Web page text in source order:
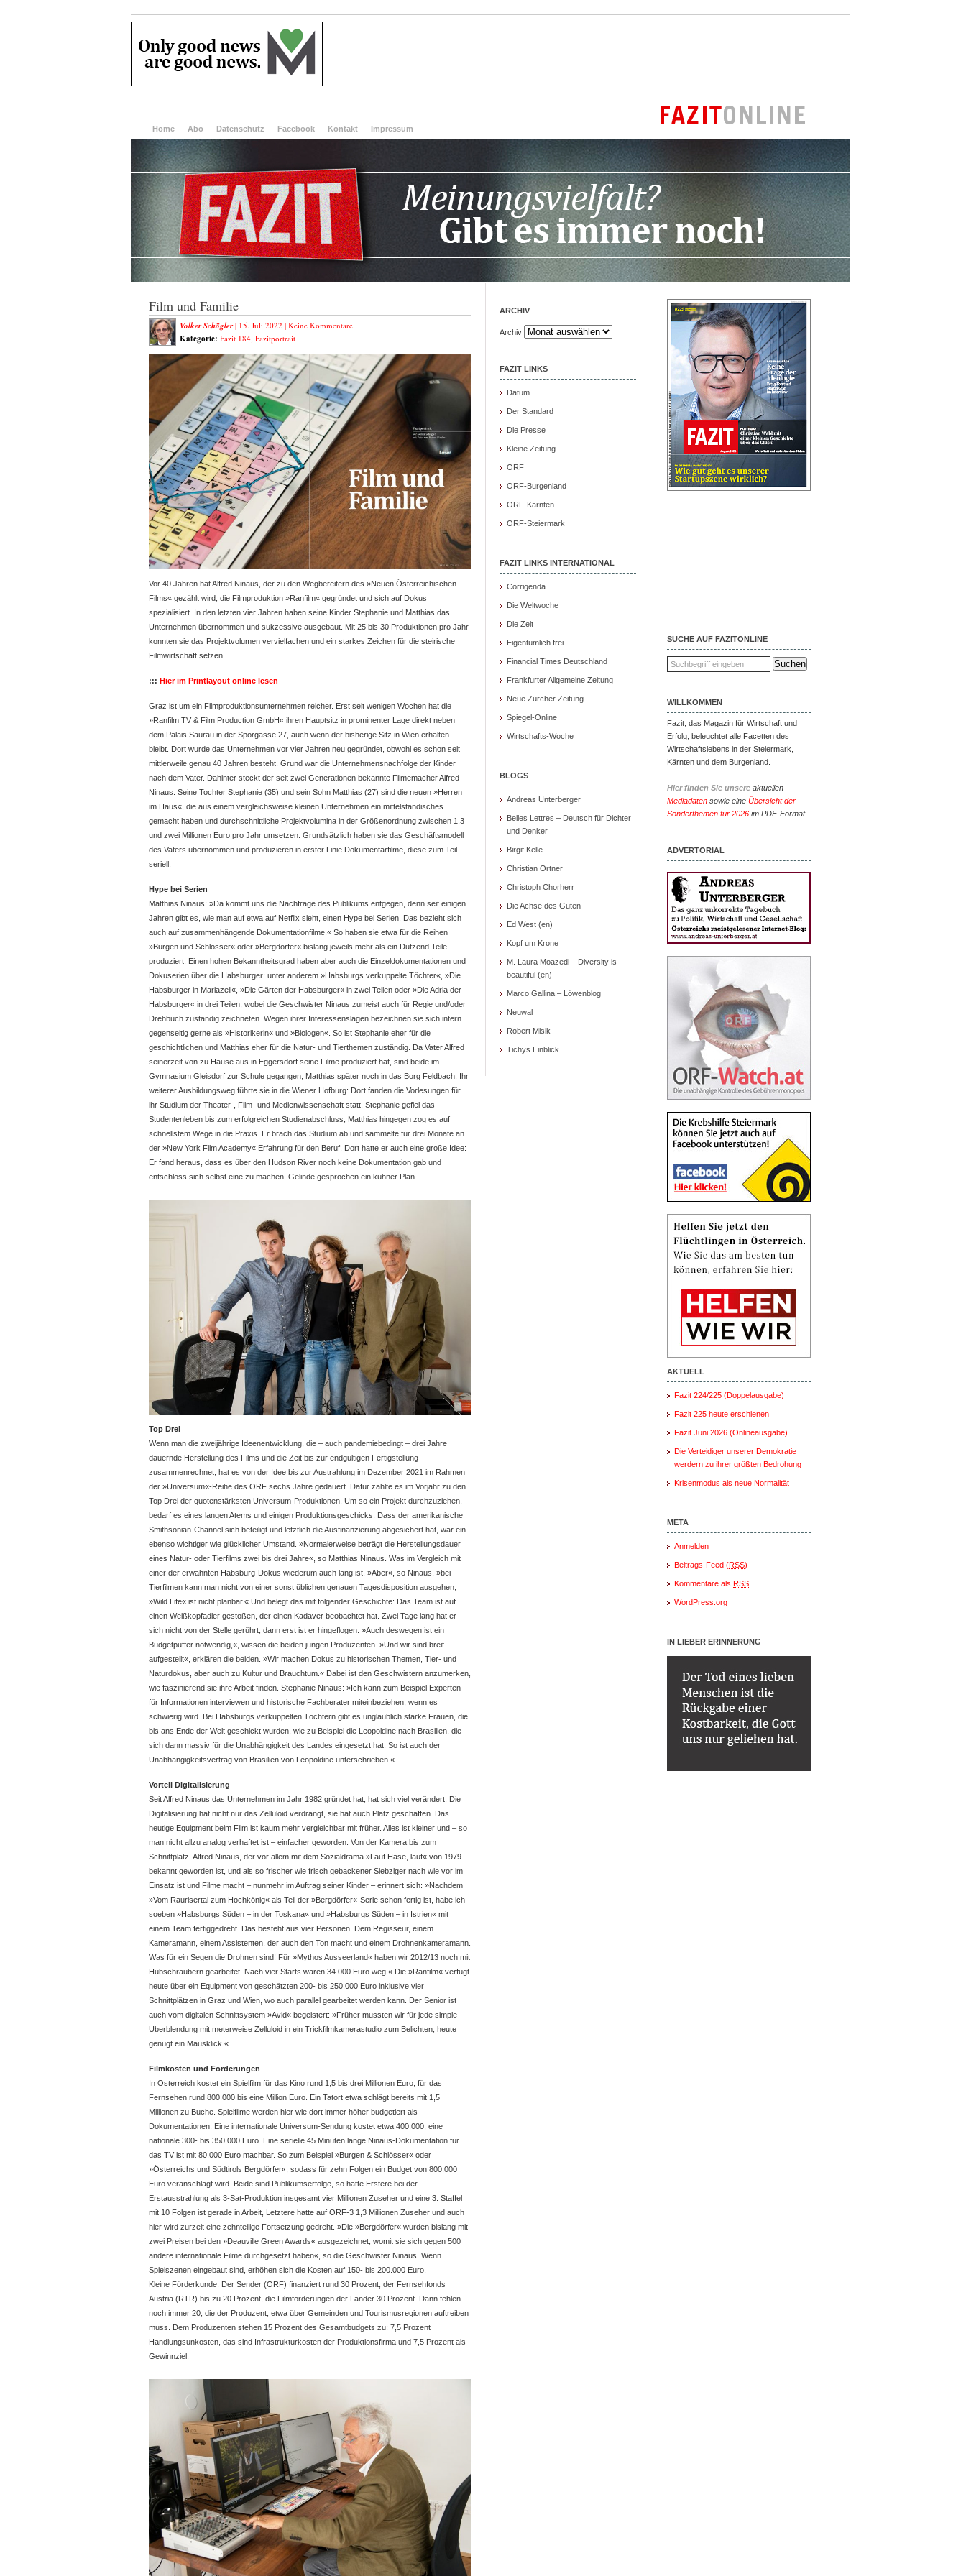
Home Abo Datenschutz Facebook Kontakt Impressum
Film und Familie
Volker Schögler| 15. Juli 2022 | Keine Kommentare
Kategorie: Fazit 184, Fazitportrait
Vor 40 Jahren hat Alfred Ninaus, der zu den Wegbereitern des »Neuen Österreichischen
Films« gezählt wird, die Filmproduktion »Ranfilm« gegründet und sich auf Dokus
spezialisiert. In den letzten vier Jahren haben seine Kinder Stephanie und Matthias das
Unternehmen übernommen und sukzessive ausgebaut. Mit 25 bis 30 Produktionen pro Jahr
konnten sie das Projektvolumen vervielfachen und ein starkes Zeichen für die steirische
Filmwirtschaft setzen.
::: Hier im Printlayout online lesen
Graz ist um ein Filmproduktionsunternehmen reicher. Erst seit wenigen Wochen hat die
»Ranfilm TV & Film Production GmbH« ihren Hauptsitz in prominenter Lage direkt neben
dem Palais Saurau in der Sporgasse 27, auch wenn der bisherige Sitz in Wien erhalten
bleibt. Dort wurde das Unternehmen vor vier Jahren neu gegründet, obwohl es schon seit
mittlerweile genau 40 Jahren besteht. Grund war die Unternehmensnachfolge der Kinder
nach dem Vater. Dahinter steckt der seit zwei Generationen bekannte Filmemacher Alfred
Ninaus. Seine Tochter Stephanie (35) und sein Sohn Matthias (27) sind die neuen »Herren
im Haus«, die aus einem vergleichsweise kleinen Unternehmen ein mittelständisches
gemacht haben und durchschnittliche Projektvolumina in der Größenordnung zwischen 1,3
und zwei Millionen Euro pro Jahr umsetzen. Grundsätzlich haben sie das Geschäftsmodell
des Vaters übernommen und produzieren in erster Linie Dokumentarfilme, diese zum Teil
seriell.
Hype bei Serien
Matthias Ninaus: »Da kommt uns die Nachfrage des Publikums entgegen, denn seit einigen
Jahren gibt es, wie man auf etwa auf Netflix sieht, einen Hype bei Serien. Das bezieht sich
auch auf zusammenhängende Dokumentationfilme.« So haben sie etwa für die Reihen
»Burgen und Schlösser« oder »Bergdörfer« bislang jeweils mehr als ein Dutzend Teile
produziert. Einen hohen Bekanntheitsgrad haben aber auch die Einzeldokumentationen und
Dokuserien über die Habsburger: unter anderem »Habsburgs verkuppelte Töchter«, »Die
Habsburger in Mariazell«, »Die Gärten der Habsburger« in zwei Teilen oder »Die Adria der
Habsburger« in drei Teilen, wobei die Geschwister Ninaus zumeist auch für Regie und/oder
Drehbuch zuständig zeichneten. Wegen ihrer Interessenslagen bezeichnen sie sich intern
gegenseitig gerne als »Historikerin« und »Biologen«. So ist Stephanie eher für die
geschichtlichen und Matthias eher für die Natur- und Tierthemen zuständig. Da Vater Alfred
seinerzeit von zu Hause aus in Eggersdorf seine Filme produziert hat, sind beide im
Gymnasium Gleisdorf zur Schule gegangen, Matthias später noch in das Borg Feldbach. Ihr
weiterer Ausbildungsweg führte sie in die Wiener Hofburg: Dort fanden die Vorlesungen für
ihr Studium der Theater-, Film- und Medienwissenschaft statt. Stephanie gefiel das
Studentenleben bis zum erfolgreichen Studienabschluss, Matthias hingegen zog es auf
schnellstem Wege in die Praxis. Er brach das Studium ab und sammelte für drei Monate an
der »New York Film Academy« Erfahrung für den Beruf. Dort hatte er auch eine große Idee:
Er fand heraus, dass es über den Hudson River noch keine Dokumentation gab und
entschloss sich selbst eine zu machen. Gelinde gesprochen ein kühner Plan.
Top Drei
Wenn man die zweijährige Ideenentwicklung, die – auch pandemiebedingt – drei Jahre
dauernde Herstellung des Films und die Zeit bis zur endgültigen Fertigstellung
zusammenrechnet, hat es von der Idee bis zur Austrahlung im Dezember 2021 im Rahmen
der »Universum«-Reihe des ORF sechs Jahre gedauert. Dafür zählte es im Vorjahr zu den
Top Drei der quotenstärksten Universum-Produktionen. Um so ein Projekt durchzuziehen,
bedarf es eines langen Atems und einigen Produktionsgeschicks. Dass der amerikanische
Smithsonian-Channel sich beteiligt und letztlich die Ausfinanzierung abgesichert hat, war ein
ebenso wichtiger wie glücklicher Umstand. »Normalerweise beträgt die Herstellungsdauer
eines Natur- oder Tierfilms zwei bis drei Jahre«, so Matthias Ninaus. Was im Vergleich mit
einer der erwähnten Habsburg-Dokus wiederum auch lang ist. »Aber«, so Ninaus, »bei
Tierfilmen kann man nicht von einer sonst üblichen genauen Tagesdisposition ausgehen,
»Wild Life« ist nicht planbar.« Und belegt das mit folgender Geschichte: Das Team ist auf
einen Weißkopfadler gestoßen, der einen Kadaver beobachtet hat. Zwei Tage lang hat er
sich nicht von der Stelle gerührt, dann erst ist er hingeflogen. »Auch deswegen ist ein
Budgetpuffer notwendig,«, wissen die beiden jungen Produzenten. »Und wir sind breit
aufgestellt«, erklären die beiden. »Wir machen Dokus zu historischen Themen, Tier- und
Naturdokus, aber auch zu Kultur und Brauchtum.« Dabei ist den Geschwistern anzumerken,
wie faszinierend sie ihre Arbeit finden. Stephanie Ninaus: »Ich kann zum Beispiel Experten
für Informationen interviewen und historische Fachberater miteinbeziehen, wenn es
schwierig wird. Bei Habsburgs verkuppelten Töchtern gibt es unglaublich starke Frauen, die
bis ans Ende der Welt geschickt wurden, wie zu Beispiel die Leopoldine nach Brasilien, die
sich dann massiv für die Unabhängigkeit des Landes eingesetzt hat. So ist auch der
Unabhängigkeitsvertrag von Brasilien von Leopoldine unterschrieben.«
Vorteil Digitalisierung
Seit Alfred Ninaus das Unternehmen im Jahr 1982 gründet hat, hat sich viel verändert. Die
Digitalisierung hat nicht nur das Zelluloid verdrängt, sie hat auch Platz geschaffen. Das
heutige Equipment beim Film ist kaum mehr vergleichbar mit früher. Alles ist kleiner und – so
man nicht allzu analog verhaftet ist – einfacher geworden. Von der Kamera bis zum
Schnittplatz. Alfred Ninaus, der vor allem mit dem Sozialdrama »Lauf Hase, lauf« von 1979
bekannt geworden ist, und als so frischer wie frisch gebackener Siebziger nach wie vor im
Einsatz ist und Filme macht – nunmehr im Auftrag seiner Kinder – erinnert sich: »Nachdem
»Vom Raurisertal zum Hochkönig« als Teil der »Bergdörfer«-Serie schon fertig ist, habe ich
soeben »Habsburgs Süden – in der Toskana« und »Habsburgs Süden – in Istrien« mit
einem Team fertiggedreht. Das besteht aus vier Personen. Dem Regisseur, einem
Kameramann, einem Assistenten, der auch den Ton macht und einem Drohnenkameramann.
Was für ein Segen die Drohnen sind! Für »Mythos Ausseerland« haben wir 2012/13 noch mit
Hubschraubern gearbeitet. Nach vier Starts waren 34.000 Euro weg.« Die »Ranfilm« verfügt
heute über ein Equipment von geschätzten 200- bis 250.000 Euro inklusive vier
Schnittplätzen in Graz und Wien, wo auch parallel gearbeitet werden kann. Der Senior ist
auch vom digitalen Schnittsystem »Avid« begeistert: »Früher mussten wir für jede simple
Überblendung mit meterweise Zelluloid in ein Trickfilmkamerastudio zum Belichten, heute
genügt ein Mausklick.«
Filmkosten und Förderungen
In Österreich kostet ein Spielfilm für das Kino rund 1,5 bis drei Millionen Euro, für das
Fernsehen rund 800.000 bis eine Million Euro. Ein Tatort etwa schlägt bereits mit 1,5
Millionen zu Buche. Spielfilme werden hier wie dort immer höher budgetiert als
Dokumentationen. Eine internationale Universum-Sendung kostet etwa 400.000, eine
nationale 300- bis 350.000 Euro. Eine serielle 45 Minuten lange Ninaus-Dokumentation für
das TV ist mit 80.000 Euro machbar. So zum Beispiel »Burgen & Schlösser« oder
»Österreichs und Südtirols Bergdörfer«, sodass für zehn Folgen ein Budget von 800.000
Euro veranschlagt wird. Beide sind Publikumserfolge, so hatte Erstere bei der
Erstausstrahlung als 3-Sat-Produktion insgesamt vier Millionen Zuseher und eine 3. Staffel
mit 10 Folgen ist gerade in Arbeit, Letztere hatte auf ORF-3 1,3 Millionen Zuseher und auch
hier wird zurzeit eine zehnteilige Fortsetzung gedreht. »Die »Bergdörfer« wurden bislang mit
zwei Preisen bei den »Deauville Green Awards« ausgezeichnet, womit sie sich gegen 500
andere internationale Filme durchgesetzt haben«, so die Geschwister Ninaus. Wenn
Spielszenen eingebaut sind, erhöhen sich die Kosten auf 150- bis 200.000 Euro.
Kleine Förderkunde: Der Sender (ORF) finanziert rund 30 Prozent, der Fernsehfonds
Austria (RTR) bis zu 20 Prozent, die Filmförderungen der Länder 30 Prozent. Dann fehlen
noch immer 20, die der Produzent, etwa über Gemeinden und Tourismusregionen auftreiben
muss. Dem Produzenten stehen 15 Prozent des Gesamtbudgets zu: 7,5 Prozent
Handlungsunkosten, das sind Infrastrukturkosten der Produktionsfirma und 7,5 Prozent als
Gewinnziel.
ARCHIV
Archiv
FAZIT LINKS
Datum
Der Standard
Die Presse
Kleine Zeitung
ORF
ORF-Burgenland
ORF-Kärnten
ORF-Steiermark
FAZIT LINKS INTERNATIONAL
Corrigenda
Die Weltwoche
Die Zeit
Eigentümlich frei
Financial Times Deutschland
Frankfurter Allgemeine Zeitung
Neue Zürcher Zeitung
Spiegel-Online
Wirtschafts-Woche
BLOGS
Andreas Unterberger
Belles Lettres – Deutsch für Dichter
und Denker
Birgit Kelle
Christian Ortner
Christoph Chorherr
Die Achse des Guten
Ed West (en)
Kopf um Krone
M. Laura Moazedi – Diversity is
beautiful (en)
Marco Gallina – Löwenblog
Neuwal
Robert Misik
Tichys Einblick
SUCHE AUF FAZITONLINE
WILLKOMMEN
Fazit, das Magazin für Wirtschaft und
Erfolg, beleuchtet alle Facetten des
Wirtschaftslebens in der Steiermark,
Kärnten und dem Burgenland.
Hier finden Sie unsere aktuellen
Mediadaten sowie eine Übersicht der
Sonderthemen für 2026 im PDF-Format.
ADVERTORIAL
AKTUELL
Fazit 224/225 (Doppelausgabe)
Fazit 225 heute erschienen
Fazit Juni 2026 (Onlineausgabe)
Die Verteidiger unserer Demokratie
werdern zu ihrer größten Bedrohung
Krisenmodus als neue Normalität
META
Anmelden
Beitrags-Feed (RSS)
Kommentare als RSS
WordPress.org
IN LIEBER ERINNERUNG